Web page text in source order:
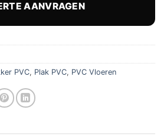
AANVRAGEN
PVC, Plak PVC, PVC Vloeren